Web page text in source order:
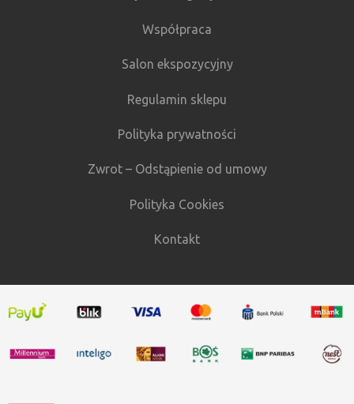
Współpraca
Salon ekspozycyjny
Regulamin sklepu
Polityka prywatności
Zwrot – Odstąpienie od umowy
Polityka Cookies
Kontakt